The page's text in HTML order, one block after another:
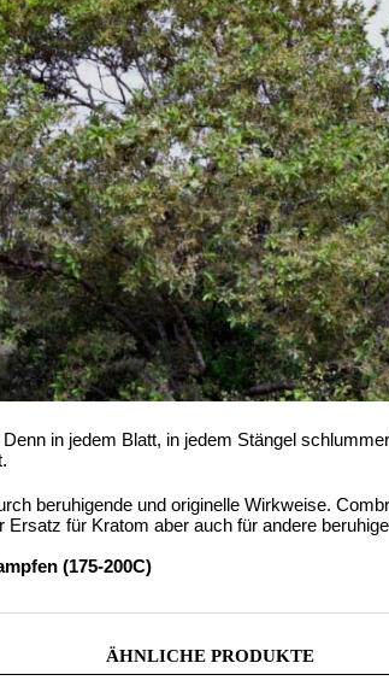
in jedem Blatt, in jedem Stängel
beruhigende und originelle Wirkweise.
für Kratom aber auch für andere
(175-200C)
ÄHNLICHE PRODUKTE